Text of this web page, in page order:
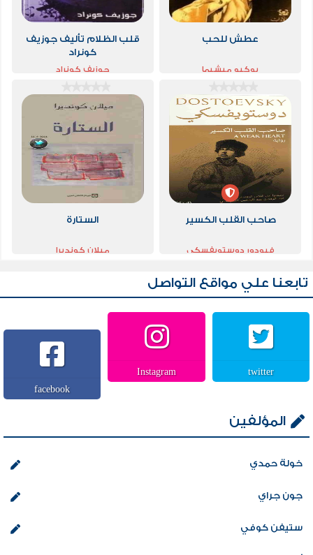
عطش للحب
يوكيو ميشيما
قلب الظلام تأليف جوزيف
كونراد
جوزيف كونراد
صاحب القلب الكسير
فيودور دوستويفسكي
الستارة
ميلان كونديرا
تابعنا علي مواقع التواصل
twitter
Instagram
facebook
المؤلفين
خولة حمدي
جون جراي
ستيفن كوفي